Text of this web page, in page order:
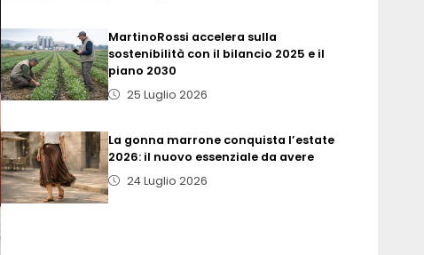
MartinoRossi accelera sulla
sostenibilità con il bilancio 2025 e il
piano 2030
25 Luglio 2026
La gonna marrone conquista l’estate
2026: il nuovo essenziale da avere
24 Luglio 2026